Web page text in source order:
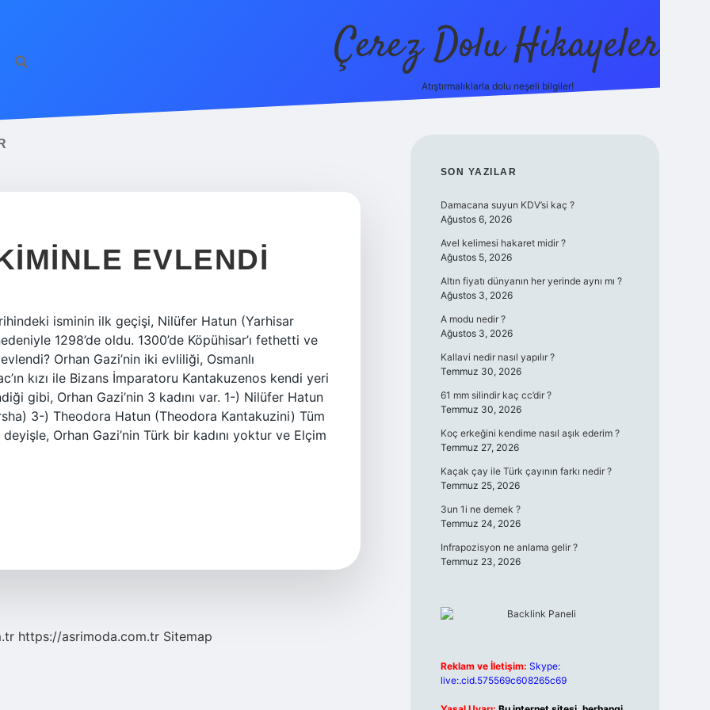
Çerez Dolu Hikayeler
Atıştırmalıklarla dolu neşeli bilgiler!
EVLENDI
isminin ilk geçişi, Nilüfer Hatun (Yarhisar
1298’de oldu. 1300’de Köpühisar’ı fethetti ve
Orhan Gazi’nin iki evliliği, Osmanlı
kızı ile Bizans İmparatoru Kantakuzenos kendi yeri
gibi, Orhan Gazi’nin 3 kadını var. 1-) Nilüfer Hatun
3-) Theodora Hatun (Theodora Kantakuzini) Tüm
Orhan Gazi’nin Türk bir kadını yoktur ve Elçim
https://asrimoda.com.tr Sitemap
SIDEBAR
SON YAZILAR
Damacana suyun KDV’si kaç ?
Ağustos 6, 2026
Avel kelimesi hakaret midir ?
Ağustos 5, 2026
Altın fiyatı dünyanın her yerinde aynı mı ?
Ağustos 3, 2026
A modu nedir ?
Ağustos 3, 2026
Kallavi nedir nasıl yapılır ?
Temmuz 30, 2026
61 mm silindir kaç cc’dir ?
Temmuz 30, 2026
Koç erkeğini kendime nasıl aşık ederim ?
Temmuz 27, 2026
Kaçak çay ile Türk çayının farkı nedir ?
Temmuz 25, 2026
3un 1i ne demek ?
Temmuz 24, 2026
Infrapozisyon ne anlama gelir ?
Temmuz 23, 2026
Reklam ve İletişim: Skype:
live:.cid.575569c608265c69